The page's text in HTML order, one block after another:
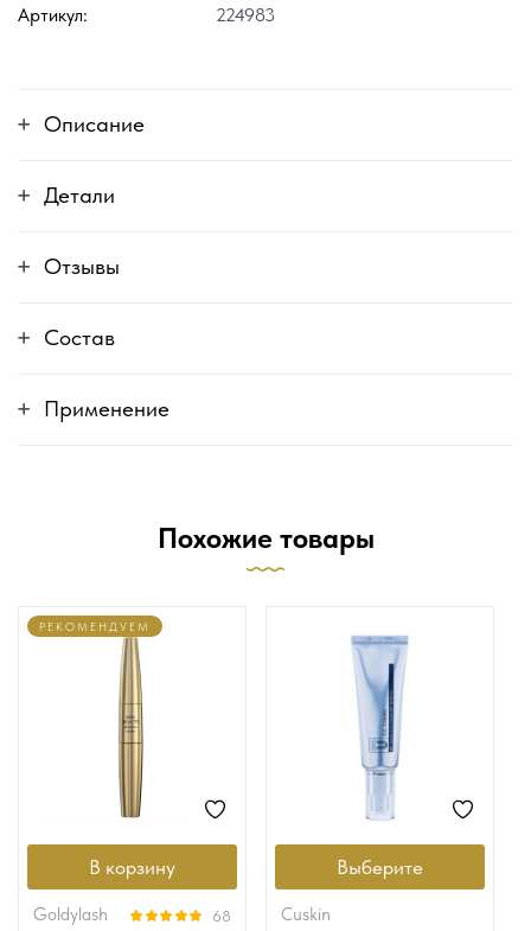
Артикул: 224983
Описание
Детали
Отзывы
Состав
Применение
Похожие товары
В корзину
РЕКОМЕНДУЕМ
goldylash 68
Выберите
cuskin